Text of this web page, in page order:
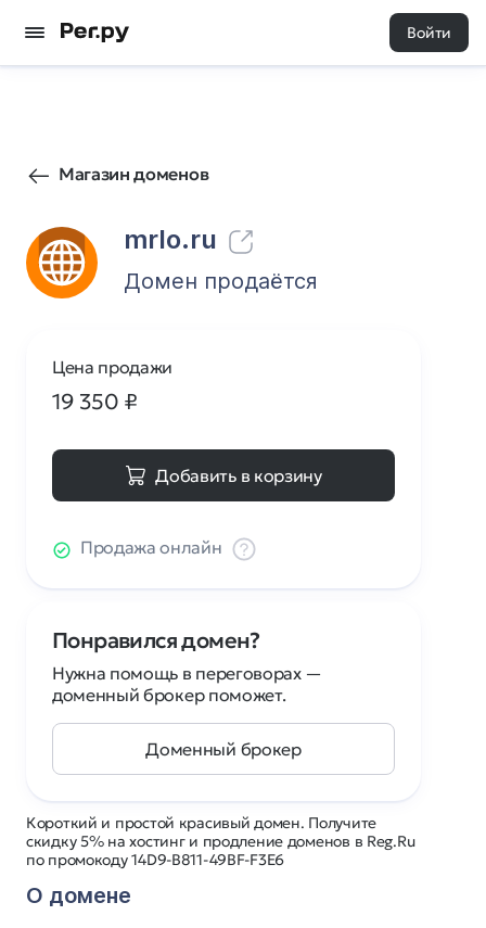
Войти
Магазин доменов
mrlo.ru
35 0
Домен продаётся
Короткий и простой красивый домен. Получите
скидку 5% на хостинг и продление доменов в Reg.Ru
по промокоду 14D9-B811-49BF-F3E6
О домене
Цена продажи
19 350 ₽
Добавить в корзину
Продажа онлайн
Понравился домен?
Нужна помощь в переговорах —
доменный брокер поможет.
Доменный брокер